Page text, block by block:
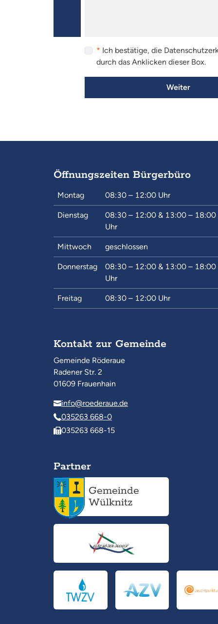
Ich bestätige, die
durch das Anklicken dieser Box.
Weiter
Kontakt zur Gemeinde
Gemeinde Röderaue
Radener Str. 2
01609 Frauenhain
info@roederaue.de
035263 668-0
035263 668-15
Öffnungszeiten Bürgerbüro
Montag 08:30 – 12:00 Uhr
Dienstag 08:30 – 12:00 & 13:00 – 18:00
Uhr
Mittwoch geschlossen
Donnerstag 08:30 – 12:00 & 13:00 – 18:00
Uhr
Freitag 08:30 – 12:00 Uhr
Partner
Gemeinde
Wülknitz